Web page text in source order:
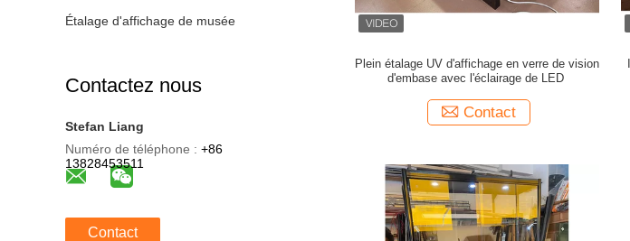
Étalage d'affichage de musée
Contactez nous
Stefan Liang
Numéro de téléphone : +86
13828453511
Contact
Plein étalage UV d'affichage en verre de vision
d'embase avec l'éclairage de LED
Contact